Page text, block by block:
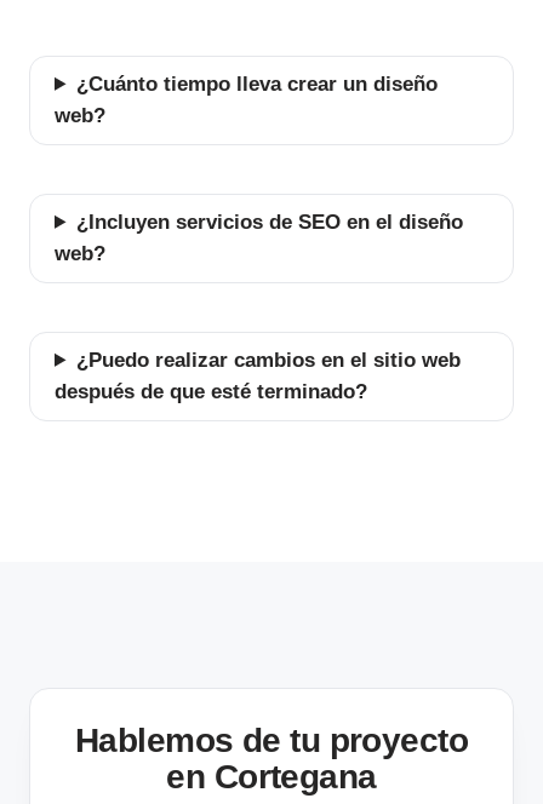
¿Cuánto tiempo lleva crear un diseño
web?
¿Incluyen servicios de SEO en el diseño
web?
¿Puedo realizar cambios en el sitio web
después de que esté terminado?
Hablemos de tu proyecto
en Cortegana